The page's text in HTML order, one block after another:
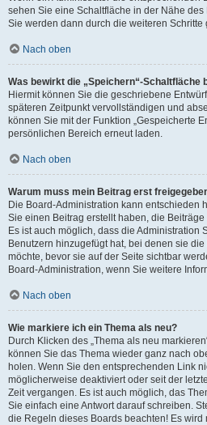
sehen Sie eine Schaltfläche in der Nähe
Sie werden dann durch die weiteren Schritte
Nach oben
Was bewirkt die „Speichern“-Schaltfläche
Hiermit können Sie die geschriebene
späteren Zeitpunkt vervollständigen und
können Sie mit der Funktion „Gespeicherte
persönlichen Bereich erneut laden.
Nach oben
Warum muss mein Beitrag erst
Die Board-Administration kann entschieden
Sie einen Beitrag erstellt haben, die
Es ist auch möglich, dass die Administration
Benutzern hinzugefügt hat, bei denen sie
möchte, bevor sie auf der Seite sichtbar
Board-Administration, wenn Sie weitere
Nach oben
Wie markiere ich ein Thema als neu?
Durch Klicken des „Thema als neu
können Sie das Thema wieder ganz nach
holen. Wenn Sie den entsprechenden Link
möglicherweise deaktiviert oder seit der
Zeit vergangen. Es ist auch möglich, das
Sie einfach eine Antwort darauf schreiben.
die Regeln dieses Boards beachten! Es